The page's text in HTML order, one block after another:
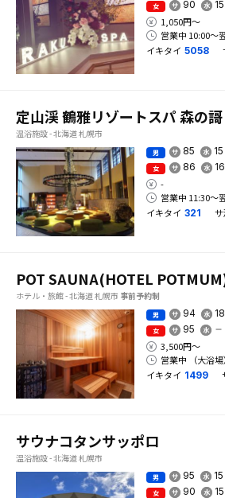
女 90 15
1,050円〜
営業中 10:00〜
イキタイ 5058
定山渓 鶴雅リゾートスパ 森の謌
温浴施設 - 北海道 札幌市
男 85 15
女 86 16
-
営業中 11:30〜
イキタイ 321
POT SAUNA(HOTEL
ホテル・旅館 - 北海道 札幌市 事前予約制
男 94 18
女 95
3,500円〜
営業中 （大浴
イキタイ 1499
サウナコタンサッポロ
温浴施設 - 北海道 札幌市
男 95 15
女 90 15